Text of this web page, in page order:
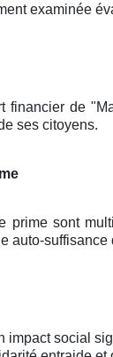
examinée
financier de
ses citoyens.
prime sont
auto-
impact social